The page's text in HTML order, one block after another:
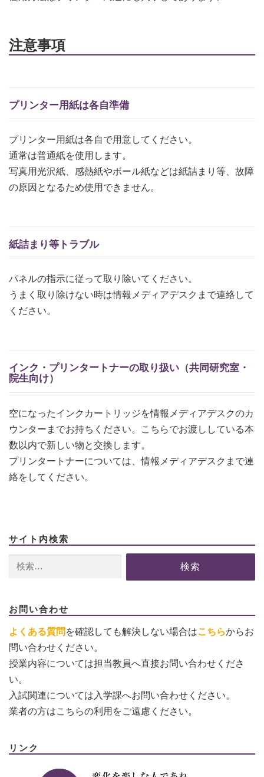
注意事項
プリンター用紙は各自準備
プリンター用紙は各自で用意してください。
通常は普通紙を使用します。
写真用光沢紙、感熱紙やボール紙などは紙詰まり等、故障
の原因となるため使用できません。
紙詰まり等トラブル
パネルの指示に従って取り除いてください。
うまく取り除けない時は情報メディアデスクまで連絡して
ください。
インク・プリンタートナーの取り扱い（共同研究室・
院生向け）
空になったインクカートリッジを情報メディアデスクのカ
ウンターまでお持ちください。こちらでお渡ししている本
数以内で新しい物と交換します。
プリンタートナーについては、情報メディアデスクまで連
絡をしてください。
サイト内検索
検
お問い合わせ
よくある質問 を確認しても解決しない場合はこちらからお
問い合わせください。
授業内容については担当教員へ直接お問い合わせくださ
い。
入試関連については入学課へお問い合わせください。
業者の方はこちらの利用をご遠慮ください。
リンク